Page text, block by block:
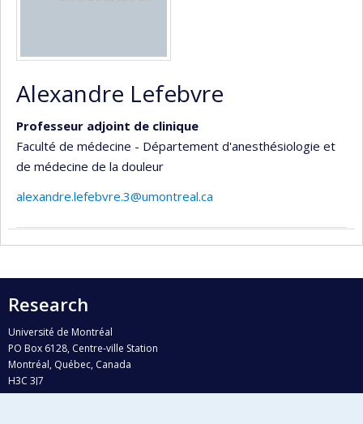
Alexandre Lefebvre
Professeur adjoint de clinique
Faculté de médecine - Département d'anesthésiologie et
de médecine de la douleur
alexandre.lefebvre.3@umontreal.ca
Research
Université de Montréal
PO Box 6128, Centre-ville Station
Montréal, Québec, Canada
H3C 3J7